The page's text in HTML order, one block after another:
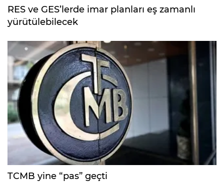
RES ve GES’lerde imar planları eş zamanlı
yürütülebilecek
TCMB yine “pas” geçti